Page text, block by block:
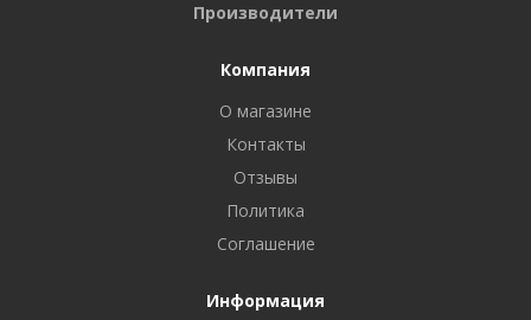
Производители
Компания
О магазине
Контакты
Отзывы
Политика
Соглашение
Информация